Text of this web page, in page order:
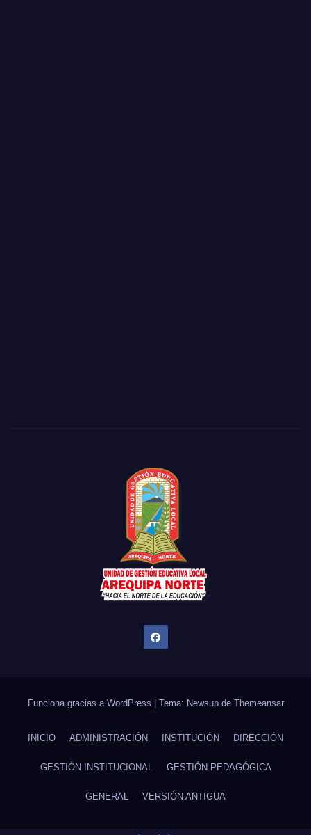
Funciona gracias a WordPress | Tema: Newsup de Themeansar
INICIO ADMINISTRACIÓN INSTITUCIÓN DIRECCIÓN
GESTIÓN INSTITUCIONAL GESTIÓN PEDAGÓGICA
GENERAL VERSIÓN ANTIGUA